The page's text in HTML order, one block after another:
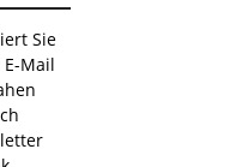
Sie
Mail